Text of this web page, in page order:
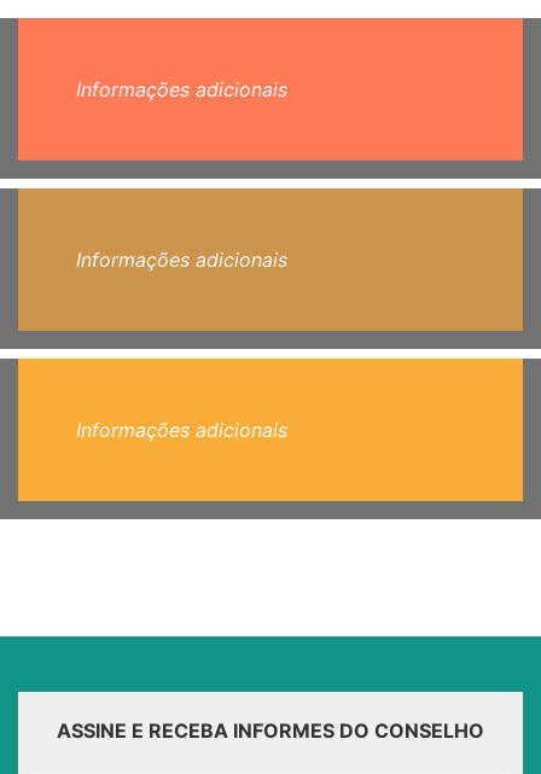
Informações adicionais
Informações adicionais
Informações adicionais
ASSINE E RECEBA INFORMES DO CONSELHO